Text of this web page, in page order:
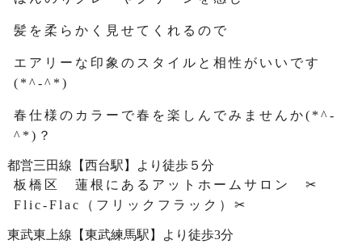
髪を柔らかく見せてくれるので
エアリーな印象のスタイルと相性がいいです
(*^-^*)
春仕様のカラーで春を楽しんでみませんか(*^-
^*)？
都営三田線【西台駅】より徒歩５分
板橋区 蓮根にあるアットホームサロン ✂
Flic-Flac（フリックフラック）✂
東武東上線【東武練馬駅】より徒歩3分